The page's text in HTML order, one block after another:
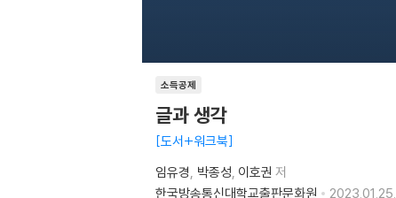
소득공제
글과 생각
도서+워크북
임유경 박종성 이호권 저
한국방송통신대학교출판문화원
2023.01.25.